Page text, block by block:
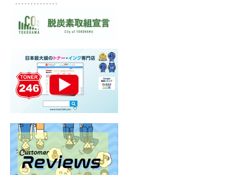
- - - - - - - - - - - - - -